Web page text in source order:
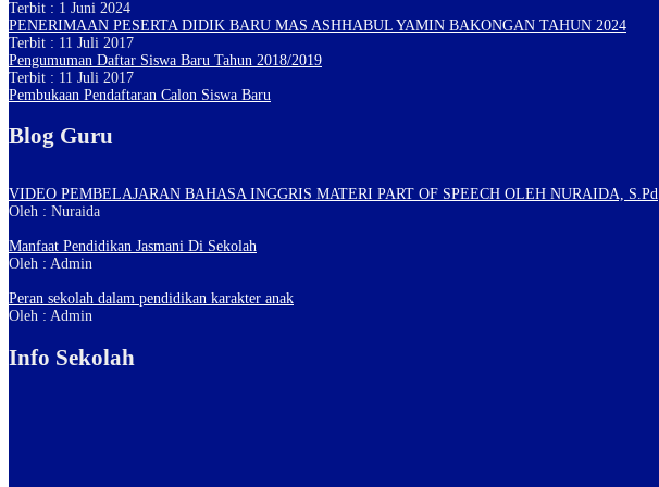
Terbit : 1 Juni 2024
PENERIMAAN PESERTA DIDIK BARU MAS ASHHABUL YAMIN BAKONGAN TAHUN 2024
Terbit : 11 Juli 2017
Pengumuman Daftar Siswa Baru Tahun 2018/2019
Terbit : 11 Juli 2017
Pembukaan Pendaftaran Calon Siswa Baru
Blog Guru
VIDEO PEMBELAJARAN BAHASA INGGRIS MATERI PART OF SPEECH OLEH NURAIDA, S.Pd
Oleh : Nuraida
Manfaat Pendidikan Jasmani Di Sekolah
Oleh : Admin
Peran sekolah dalam pendidikan karakter anak
Oleh : Admin
Info Sekolah